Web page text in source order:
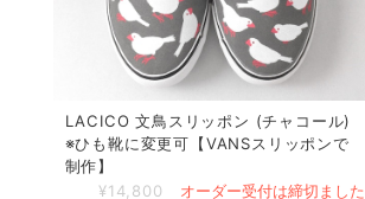
LACICO 文鳥スリッポン (チャコール)
※ひも靴に変更可【VANSスリッポンで
制作】
¥14,800
オーダー受付は締切ました